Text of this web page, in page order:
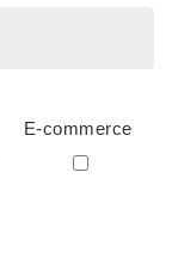
E-commerce